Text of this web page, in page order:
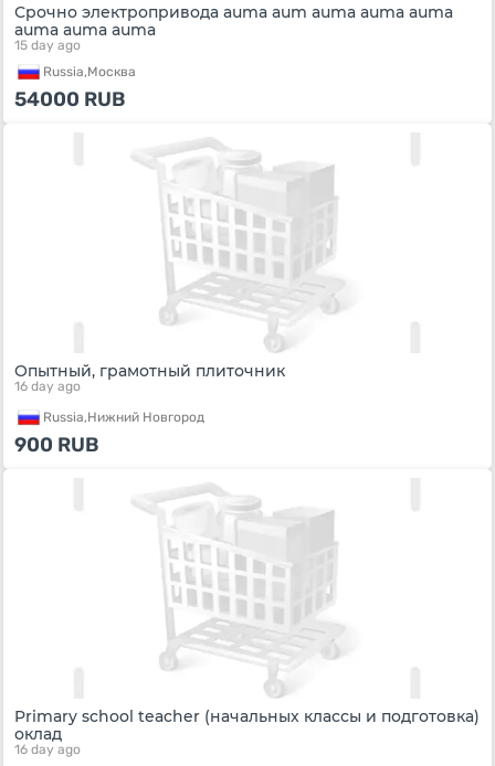
Срочно электропривода auma aum auma auma auma
auma auma auma
15 day ago
Russia,Москва
54000 RUB
Опытный, грамотный плиточник
16 day ago
Russia,Нижний Новгород
900 RUB
Primary school teacher (начальных классы и подготовка)
оклад
16 day ago